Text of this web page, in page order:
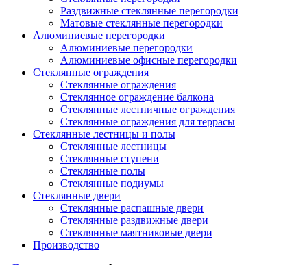
Раздвижные стеклянные перегородки
Матовые стеклянные перегородки
Алюминиевые перегородки
Алюминиевые перегородки
Алюминиевые офисные перегородки
Стеклянные ограждения
Стеклянные ограждения
Стеклянное ограждение балкона
Стеклянные лестничные ограждения
Стеклянные ограждения для террасы
Стеклянные лестницы и полы
Стеклянные лестницы
Стеклянные ступени
Стеклянные полы
Стеклянные подиумы
Стеклянные двери
Стеклянные распашные двери
Стеклянные раздвижные двери
Стеклянные маятниковые двери
Производство